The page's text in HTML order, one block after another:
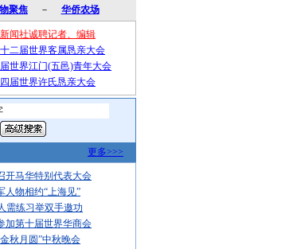
聚焦－ 华侨农场
闻社诚聘记者、编辑
二届世界客属恳亲大会
世界江门(五邑)青年大会
届世界许氏恳亲大会
更多>>>
开马华特别代表大会
物相约“上海见”
需练习举双手邀功
加第十届世界华商会
秋月圆”中秋晚会